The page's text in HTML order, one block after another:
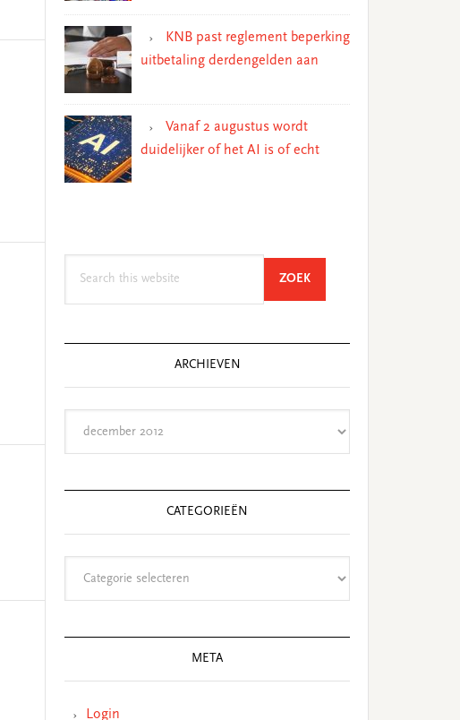
KNB past reglement beperking
uitbetaling derdengelden aan
Vanaf 2 augustus wordt
duidelijker of het AI is of echt
ZOEKSEARCH
ARCHIEVEN
CATEGORIEËN
META
Login